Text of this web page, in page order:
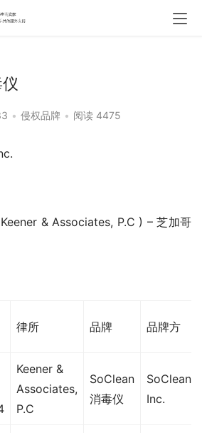
• 侵权品牌 • 阅读 4475
& Associates, P.C ) – 芝加哥
律所 品牌 品牌方
Keener &
Associates,
P.C
SoClean
消毒仪
SoClean,
Inc.